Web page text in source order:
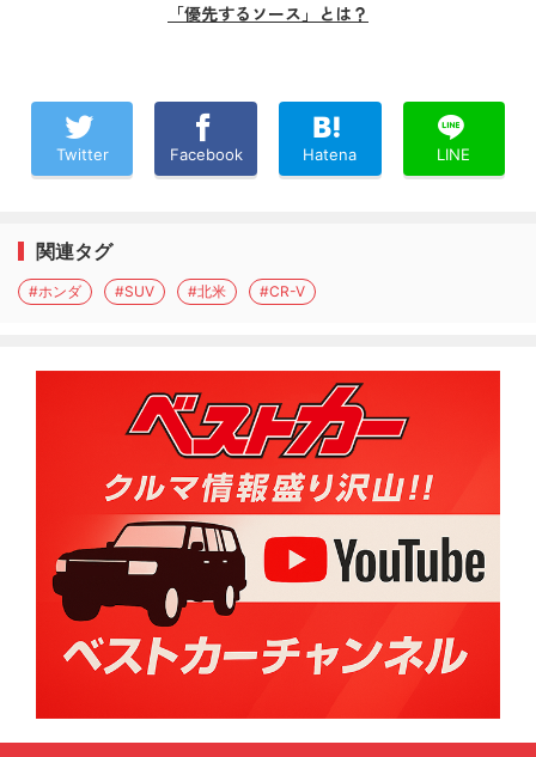
「優先するソース」とは？
Twitter Facebook Hatena LINE
関連タグ
#ホンダ #SUV #北米 #CR-V